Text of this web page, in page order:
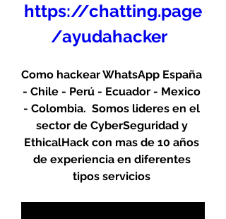
https://chatting.page
/ayudahacker
Como hackear WhatsApp España
- Chile - Perú - Ecuador - Mexico
- Colombia.  Somos lideres en el
sector de CyberSeguridad y
EthicalHack con mas de 10 años
de experiencia en diferentes
tipos servicios